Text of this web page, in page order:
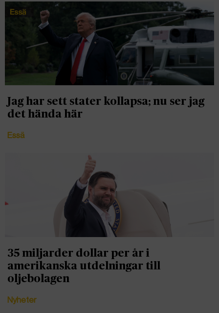
Jag har sett stater kollapsa; nu ser jag
det hända här
Essä
35 miljarder dollar per år i
amerikanska utdelningar till
oljebolagen
Nyheter